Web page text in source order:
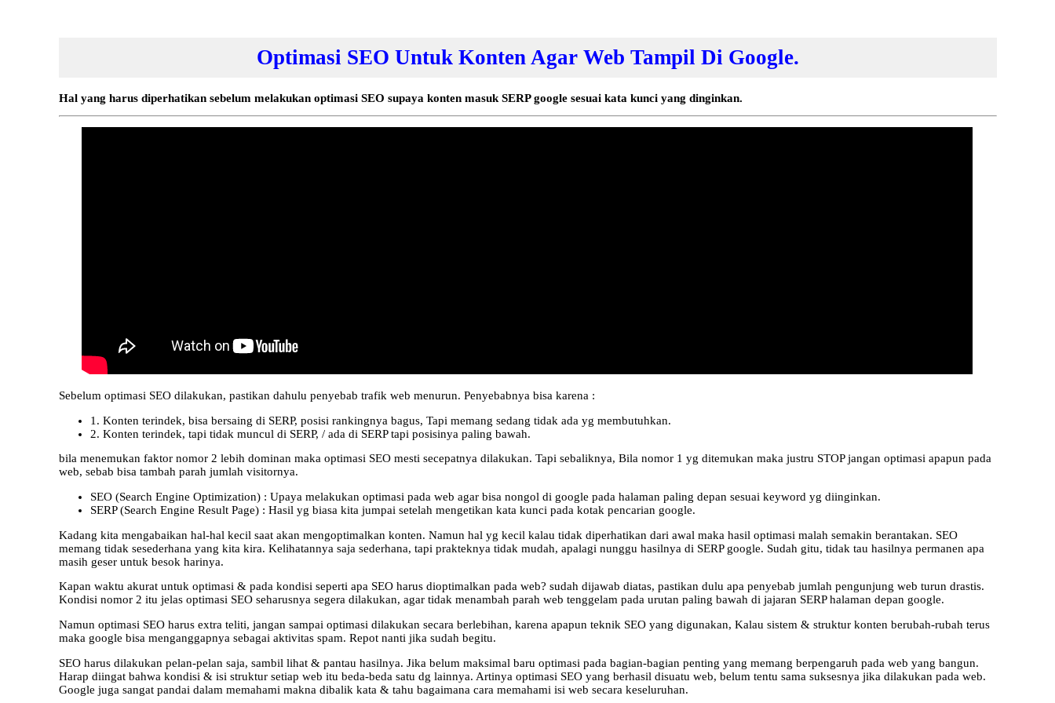
Optimasi SEO Untuk Konten Agar Web Tampil Di Google.
Hal yang harus diperhatikan sebelum melakukan optimasi SEO supaya konten masuk SERP google sesuai kata kunci yang dinginkan.
Sebelum optimasi SEO dilakukan, pastikan dahulu penyebab trafik web menurun. Penyebabnya bisa karena :
1. Konten terindek, bisa bersaing di SERP, posisi rankingnya bagus, Tapi memang sedang tidak ada yg membutuhkan.
2. Konten terindek, tapi tidak muncul di SERP, / ada di SERP tapi posisinya paling bawah.
bila menemukan faktor nomor 2 lebih dominan maka optimasi SEO mesti secepatnya dilakukan. Tapi sebaliknya, Bila nomor 1 yg ditemukan maka justru STOP jangan optimasi apapun pada
web, sebab bisa tambah parah jumlah visitornya.
SEO (Search Engine Optimization) : Upaya melakukan optimasi pada web agar bisa nongol di google pada halaman paling depan sesuai keyword yg diinginkan.
SERP (Search Engine Result Page) : Hasil yg biasa kita jumpai setelah mengetikan kata kunci pada kotak pencarian google.
Kadang kita mengabaikan hal-hal kecil saat akan mengoptimalkan konten. Namun hal yg kecil kalau tidak diperhatikan dari awal maka hasil optimasi malah semakin berantakan. SEO
memang tidak sesederhana yang kita kira. Kelihatannya saja sederhana, tapi prakteknya tidak mudah, apalagi nunggu hasilnya di SERP google. Sudah gitu, tidak tau hasilnya permanen apa
masih geser untuk besok harinya.
Kapan waktu akurat untuk optimasi & pada kondisi seperti apa SEO harus dioptimalkan pada web? sudah dijawab diatas, pastikan dulu apa penyebab jumlah pengunjung web turun drastis.
Kondisi nomor 2 itu jelas optimasi SEO seharusnya segera dilakukan, agar tidak menambah parah web tenggelam pada urutan paling bawah di jajaran SERP halaman depan google.
Namun optimasi SEO harus extra teliti, jangan sampai optimasi dilakukan secara berlebihan, karena apapun teknik SEO yang digunakan, Kalau sistem & struktur konten berubah-rubah terus
maka google bisa menganggapnya sebagai aktivitas spam. Repot nanti jika sudah begitu.
SEO harus dilakukan pelan-pelan saja, sambil lihat & pantau hasilnya. Jika belum maksimal baru optimasi pada bagian-bagian penting yang memang berpengaruh pada web yang bangun.
Harap diingat bahwa kondisi & isi struktur setiap web itu beda-beda satu dg lainnya. Artinya optimasi SEO yang berhasil disuatu web, belum tentu sama suksesnya jika dilakukan pada web.
Google juga sangat pandai dalam memahami makna dibalik kata & tahu bagaimana cara memahami isi web secara keseluruhan.